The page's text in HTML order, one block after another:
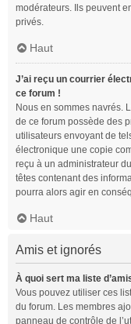
modérateurs. Ils peuvent
privés.
Haut
J’ai reçu un courrier
ce forum !
Nous en sommes navrés.
de ce forum possède des
utilisateurs envoyant de
électronique une copie
reçu à un administrateur
têtes contenant des
pourra alors agir en
Haut
Amis et ignorés
À quoi sert ma liste
Vous pouvez utiliser ces
du forum. Les membres
panneau de contrôle de